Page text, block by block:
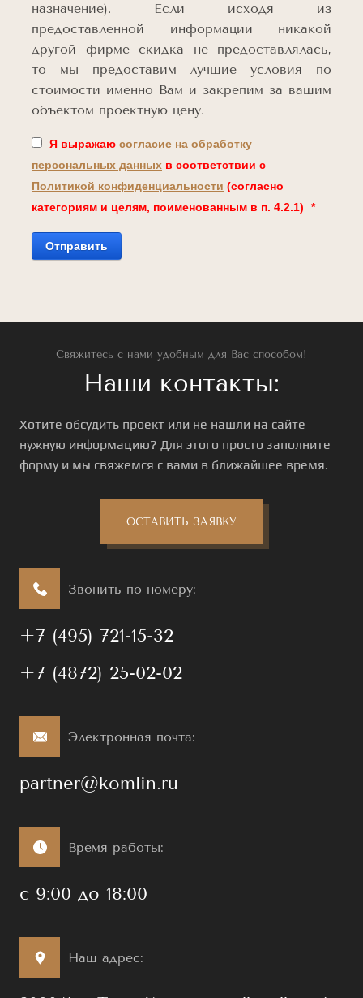
назначение). Если исходя из
предоставленной информации никакой
другой фирме скидка не предоставлялась,
то мы предоставим лучшие условия по
стоимости именно Вам и закрепим за вашим
объектом проектную цену.
Я выражаю согласие на обработку
персональных данных в соответствии с
Политикой конфиденциальности (согласно
категориям и целям, поименованным в п. 4.2.1)
*
Отправить
Свяжитесь с нами удобным для Вас способом!
Наши контакты:
Хотите обсудить проект или не нашли на сайте
нужную информацию? Для этого просто заполните
форму и мы свяжемся с вами в ближайшее время.
ОСТАВИТЬ ЗАЯВКУ
Звонить по номеру:
+7 (495) 721-15-32
+7 (4872) 25-02-02
Электронная почта:
partner@komlin.ru
Время работы:
с 9:00 до 18:00
Наш адрес: